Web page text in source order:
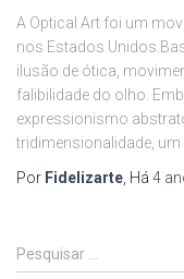
A Optical Art foi um
nos Estados
ilusão de ótica,
falibilidade do olho.
expressionismo
tridimensionalidade,
Por Fidelizarte , Há 4
P
e
Pesquisar …